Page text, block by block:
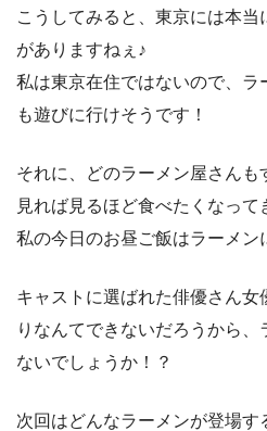
こうしてみると、東京には本
がありますねぇ♪
私は東京在住ではないので、
も遊びに行けそうです！
それに、どのラーメン屋さんも
見れば見るほど食べたくなって
私の今日のお昼ご飯はラーメン
キャストに選ばれた俳優さん
りなんてできないだろうから
ないでしょうか！？
次回はどんなラーメンが登場す